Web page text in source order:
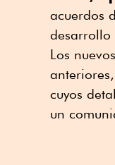
acuerdos
desarrollo
Los
cuyos
un